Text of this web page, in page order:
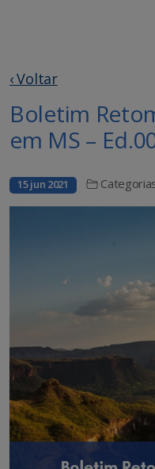
‹ Voltar
Boletim
em MS –
15 jun 2021